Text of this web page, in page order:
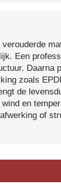
Een
Daarna
zoals
de
en
of